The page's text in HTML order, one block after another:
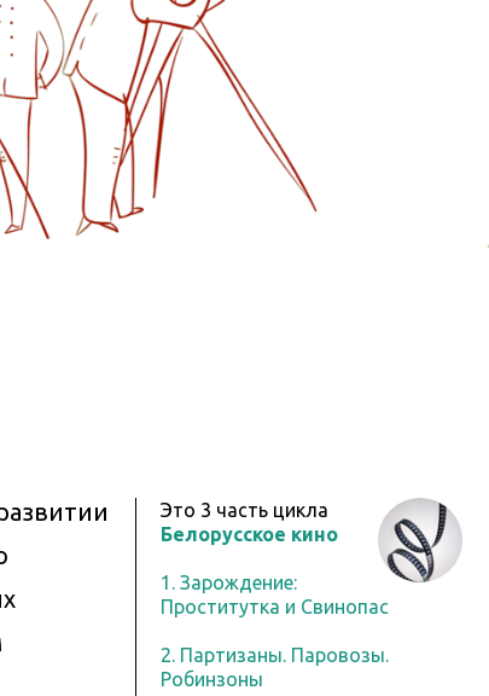
Это 3 часть цикла
Белорусское кино
1. Зарождение:
Проститутка и Свинопас
2. Партизаны. Паровозы.
Робинзоны